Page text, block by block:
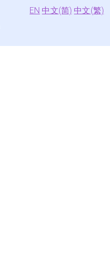
EN 中文(简) 中文(繁)